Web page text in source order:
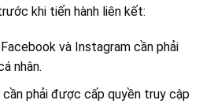
khi tiến hành liên kết:
và Instagram cần phải
nhân.
cần phải được cấp quyền truy cập